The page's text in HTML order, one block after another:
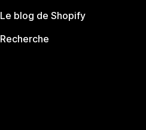
Le blog de Shopify
Recherche